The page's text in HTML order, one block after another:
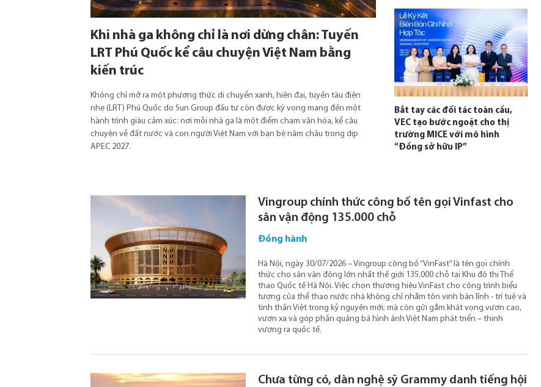
Khi nhà ga không chỉ là nơi dừng chân: Tuyến
LRT Phú Quốc kể câu chuyện Việt Nam bằng
kiến trúc
Không chỉ mở ra một phương thức di chuyển xanh, hiện đại, tuyến tàu điện
nhẹ (LRT) Phú Quốc do Sun Group đầu tư còn được kỳ vọng mang đến một
hành trình giàu cảm xúc: nơi mỗi nhà ga là một điểm chạm văn hóa, kể câu
chuyện về đất nước và con người Việt Nam với bạn bè năm châu trong dịp
APEC 2027.
Bắt tay các đối tác toàn cầu,
VEC tạo bước ngoặt cho thị
trường MICE với mô hình
“Đồng sở hữu IP”
Vingroup chính thức công bố tên gọi Vinfast cho
sân vận động 135.000 chỗ
Đồng hành
Hà Nội, ngày 30/07/2026 – Vingroup công bố “VinFast” là tên gọi chính
thức cho sân vận động lớn nhất thế giới 135.000 chỗ tại Khu đô thị Thể
thao Quốc tế Hà Nội. Việc chọn thương hiệu VinFast cho công trình biểu
tượng của thể thao nước nhà không chỉ nhằm tôn vinh bản lĩnh - trí tuệ và
tinh thần Việt trong kỷ nguyên mới; mà còn gửi gắm khát vọng vươn cao,
vươn xa và góp phần quảng bá hình ảnh Việt Nam phát triển – thịnh
vượng ra quốc tế.
Chưa từng có, dàn nghệ sỹ Grammy danh tiếng hội